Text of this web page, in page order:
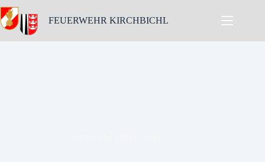
Skip
to
content
FEUERWEHR KIRCHBICHL